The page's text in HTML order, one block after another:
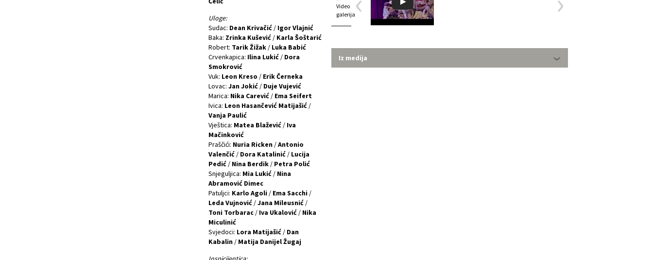
Uloge:
Sudac: Dean Krivačić/ Igor Vlajnić
Baka: Zrinka Kušević/ Karla Šoštarić
Robert: Tarik Žižak/ Luka Babić
Crvenkapica: Ilina Lukić/ Dora
Smokrović
Vuk: Leon Kreso / Erik Černeka
Lovac: Jan Jokić/ Duje Vujević
Marica: Nika Carević/ Ema Seifert
Ivica: Leon Hasančević Matijašić/
Vanja Paulić
Vještica: Matea Blažević/ Iva
Mačinković
Praščići: Nuria Ricken/Antonio
Valenčić/ Dora Katalinić/ Lucija
Pedić/ Nina Berdik/ Petra Polić
Snjeguljica: Mia Lukić/ Nina
Abramović Dimec
Patuljci: Karlo Agoli/ Ema Sacchi/
Leda Vujnović/Jana Mileusnić/
Toni Torbarac/ Iva Ukalović/ Nika
Miculinić
Svjedoci: Lora Matijašić/ Dan
Kabalin/ Matija Danijel Žugaj
Video
galerija
Iz medija